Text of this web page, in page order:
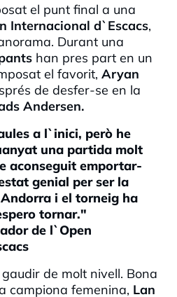
el punt final a una
Internacional d`Escacs,
Durant una
han pres part en un
el favorit, Aryan
de desfer-se en la
Andersen.
a l`inici, però he
una partida molt
aconseguit emportar-
genial per ser la
i el torneig ha
tornar."
de l`Open
de molt nivell. Bona
campiona femenina, Lan